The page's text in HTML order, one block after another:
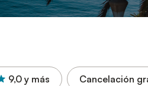
9,0 y más Cancelación